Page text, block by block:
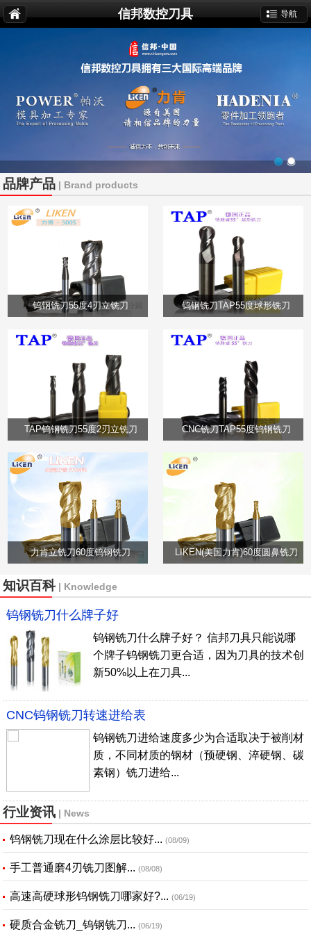
信邦数控刀具 导航
品牌产品 | Brand products
钨钢铣刀55度4刃立铣刀 钨钢铣刀TAP55度球形铣刀
TAP钨钢铣刀55度2刃立铣刀 CNC铣刀TAP55度钨钢铣刀
力肯立铣刀60度钨钢铣刀 LIKEN(美国力肯)60度圆鼻铣刀
知识百科| Knowledge
钨钢铣刀什么牌子好
钨钢铣刀什么牌子好？ 信邦刀具只能说哪
个牌子钨钢铣刀更合适，因为刀具的技术创
新50%以上在刀具...
CNC钨钢铣刀转速进给表
钨钢铣刀进给速度多少为合适取决于被削材
质，不同材质的钢材（预硬钢、淬硬钢、碳
素钢）铣刀进给...
行业资讯 | News
钨钢铣刀现在什么涂层比较好... (08/09)
手工普通磨4刃铣刀图解... (08/08)
高速高硬球形钨钢铣刀哪家好?... (06/19)
硬质合金铣刀_钨钢铣刀... (06/19)